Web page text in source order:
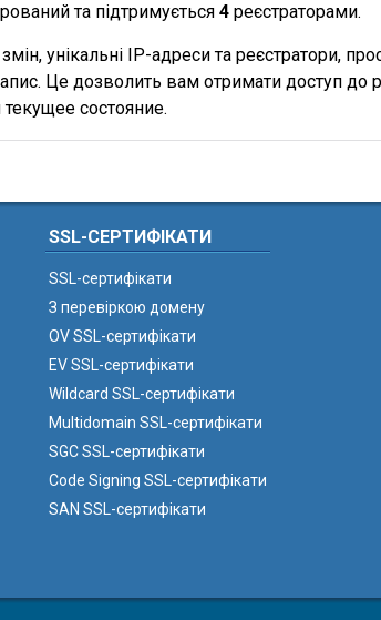
та підтримується 4 реєстраторами.
унікальні IP-адреси та реєстратори,
Це дозволить вам отримати доступ до
состояние.
SSL-СЕРТИФІКАТИ
SSL-сертифікати
З перевіркою домену
OV SSL-сертифікати
EV SSL-сертифікати
Wildcard SSL-сертифікати
Multidomain SSL-сертифікати
SGC SSL-сертифікати
Code Signing SSL-сертифікати
SAN SSL-сертифікати